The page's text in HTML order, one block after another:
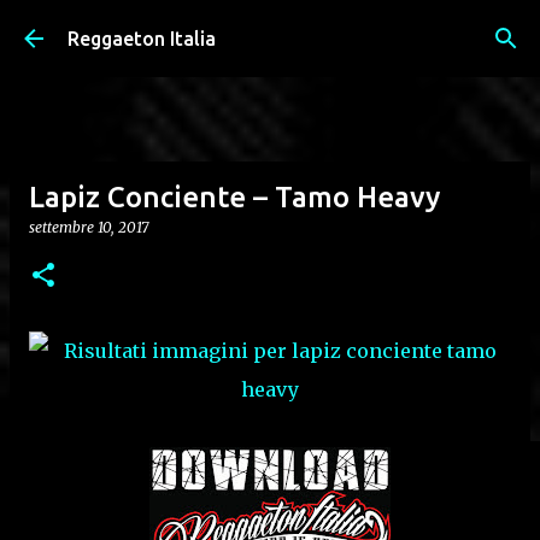
Passa ai contenuti principali
Reggaeton Italia
Lapiz Conciente – Tamo Heavy
settembre 10, 2017